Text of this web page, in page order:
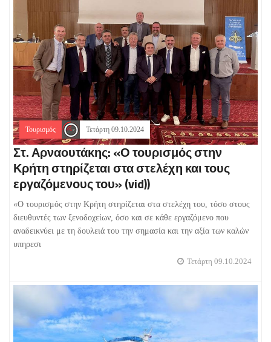
Τουρισμός Τετάρτη 09.10.2024
Στ. Αρναουτάκης: «Ο τουρισμός στην
Κρήτη στηρίζεται στα στελέχη και τους
εργαζόμενους του» (vid))
«O τουρισμός στην Κρήτη στηρίζεται στα στελέχη του, τόσο στους
διευθυντές των ξενοδοχείων, όσο και σε κάθε εργαζόμενο που
αναδεικνύει με τη δουλειά του την σημασία και την αξία των καλών
υπηρεσι
Τετάρτη 09.10.2024